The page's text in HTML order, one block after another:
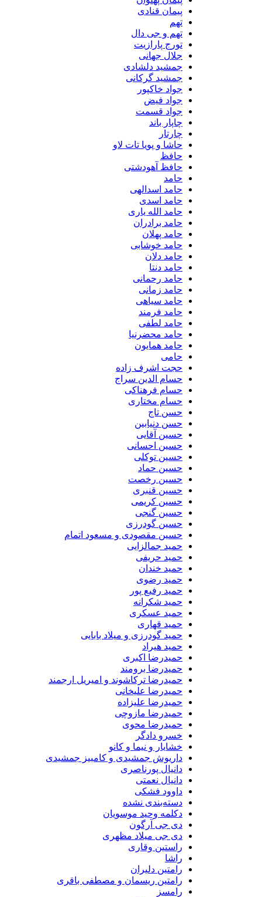
پیمان قنادی
تهم و جی دال
تورج پارازیت
جلال جهانی
جمشید دلشادی
جمشید گرکانی
جواد خاکپور
جواد فیض
جواد قسمت
چاپار باند
حاشا و پویا تات لاو
حافظ آهودشتی
حامد اسدالهی
حامد اسدی
حامد الله یاری
حامد برادران
حامد پهلان
حامد خوشابی
حامد دلان
حامد دنتا
حامد رحمانی
حامد زمانی
حامد سیاهی
حامد فرمند
حامد لطفی
حامد محضرنیا
حامد همایون
حجت اشرف زاده
حسام الدین سراج
حسام فرهناکی
حسام مختاری
حسن تاج
حسن دنیابین
حسین آقایی
حسین احسانی
حسین توکلی
حسین حماد
حسین رخصت
حسین قنبری
حسین کریمی
حسین گنجی
حسین گودرزی
حسین مقصودی و مسعود اتمام
حمید جمالزایی
حمید حریفی
حمید خندان
حمید رضوی
حمید رفیع پور
حمید شکرانه
حمید عسکری
حمید قهاری
حمید گودرزی و میلاد بابایی
حمید هیراد
حمیدرضا اکبری
حمیدرضا برومند
حمیدرضا ترکاشوند و امیریل ارجمند
حمیدرضا علیخانی
حمیدرضا علیزاده
حمیدرضا مازوچی
حمیدرضا محوی
خسرو دادگر
خشایار و نیما و کانو
داریوش جمشیدی و کامبیز جمشیدی
دانیال پورناصری
دانیال نعمتی
داوود فشکی
دسته‌بندی نشده
دکلمه وحید موسویان
دی جی آرگون
دی جی میلاد مظهری
راستین وقاری
رامتین دلیران
رامتین ریسمان و مصطفی باقری